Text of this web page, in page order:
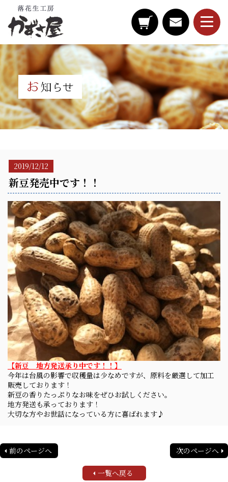
2019/12/12
新豆発売中です！！
【新豆 地方発送承り中です！！】
今年は台風の影響で収穫量は少なめですが、原料を厳選して加工
販売しております！
新豆の香りたっぷりなお味をぜひお試しください。
地方発送も承っております！
大切な方やお世話になっている方に喜ばれます♪
前のページへ 次のページへ
一覧へ戻る